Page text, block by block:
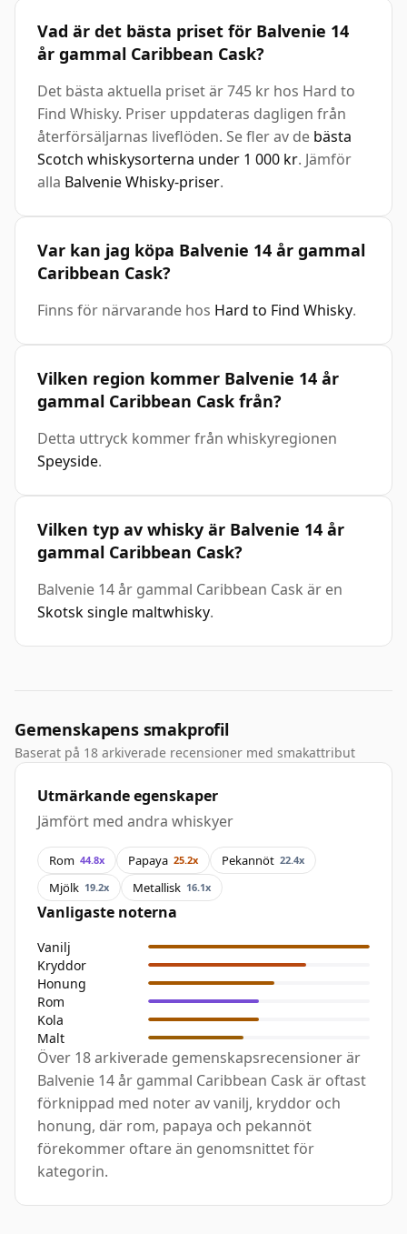
Vad är det bästa priset för Balvenie 14
år gammal Caribbean Cask?
Det bästa aktuella priset är 745 kr hos Hard to
Find Whisky. Priser uppdateras dagligen från
återförsäljarnas liveflöden. Se fler av de bästa
Scotch whiskysorterna under 1 000 kr. Jämför
alla Balvenie Whisky-priser.
Var kan jag köpa Balvenie 14 år gammal
Caribbean Cask?
Finns för närvarande hos Hard to Find Whisky.
Vilken region kommer Balvenie 14 år
gammal Caribbean Cask från?
Detta uttryck kommer från whiskyregionen
Speyside.
Vilken typ av whisky är Balvenie 14 år
gammal Caribbean Cask?
Balvenie 14 år gammal Caribbean Cask är en
Skotsk single maltwhisky.
Gemenskapens smakprofil
Baserat på 18 arkiverade recensioner med smakattribut
Utmärkande egenskaper
Jämfört med andra whiskyer
Rom 44.8x Papaya 25.2x Pekannöt 22.4x
Mjölk 19.2x Metallisk 16.1x
Vanligaste noterna
Vanilj
Kryddor
Honung
Rom
Kola
Malt
Över 18 arkiverade gemenskapsrecensioner är
Balvenie 14 år gammal Caribbean Cask är oftast
förknippad med noter av vanilj, kryddor och
honung, där rom, papaya och pekannöt
förekommer oftare än genomsnittet för
kategorin.